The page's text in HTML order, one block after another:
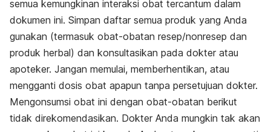
semua kemungkinan interaksi obat tercantum dalam
dokumen ini. Simpan daftar semua produk yang Anda
gunakan (termasuk obat-obatan resep/nonresep dan
produk herbal) dan konsultasikan pada dokter atau
apoteker. Jangan memulai, memberhentikan, atau
mengganti dosis obat apapun tanpa persetujuan dokter.
Mengonsumsi obat ini dengan obat-obatan berikut
tidak direkomendasikan. Dokter Anda mungkin tak akan